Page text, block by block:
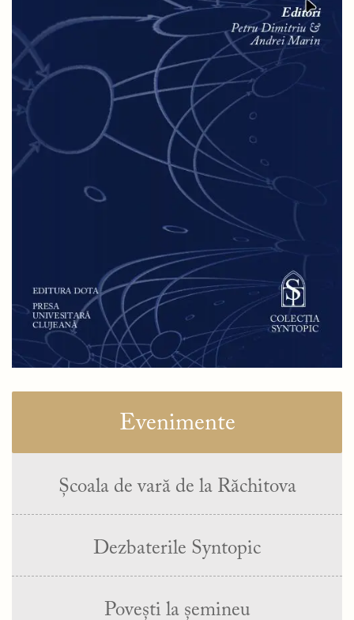
Evenimente
Școala de vară de la Răchitova
Dezbaterile Syntopic
Povești la șemineu